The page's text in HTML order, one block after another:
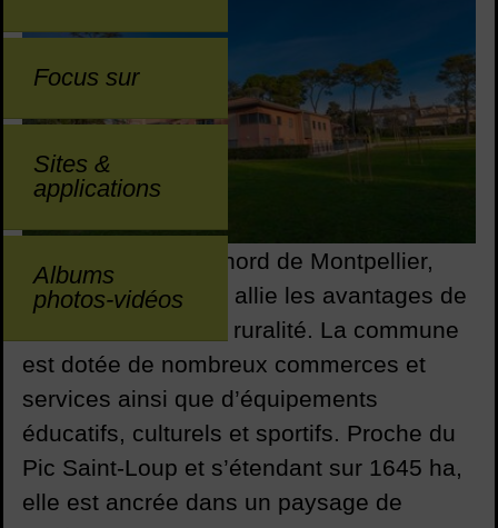
Focus sur
Sites &
applications
Albums
photos-vidéos
Située à 10 km au nord de Montpellier,
Saint-Gély-du-Fesc allie les avantages de
la ville à ceux de la ruralité. La commune
est dotée de nombreux commerces et
services ainsi que d’équipements
éducatifs, culturels et sportifs. Proche du
Pic Saint-Loup et s’étendant sur 1645 ha,
elle est ancrée dans un paysage de